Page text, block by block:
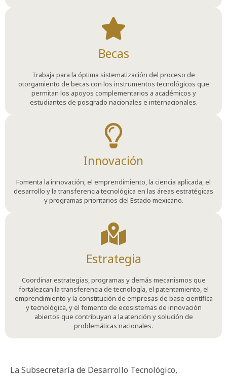
Becas
Trabaja para la óptima sistematización del proceso de
otorgamiento de becas con los instrumentos tecnológicos que
permitan los apoyos complementarios a académicos y
estudiantes de posgrado nacionales e internacionales.
Innovación
Fomenta la innovación, el emprendimiento, la ciencia aplicada, el
desarrollo y la transferencia tecnológica en las áreas estratégicas
y programas prioritarios del Estado mexicano.
Estrategia
Coordinar estrategias, programas y demás mecanismos que
fortalezcan la transferencia de tecnología, el patentamiento, el
emprendimiento y la constitución de empresas de base científica
y tecnológica, y el fomento de ecosistemas de innovación
abiertos que contribuyan a la atención y solución de
problemáticas nacionales.
La Subsecretaría de Desarrollo Tecnológico,